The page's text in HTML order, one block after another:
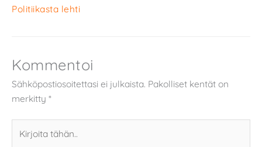
Politiikasta lehti
Kommentoi
Sähköpostiosoitettasi ei julkaista. Pakolliset kentät on
merkitty *
tähän..